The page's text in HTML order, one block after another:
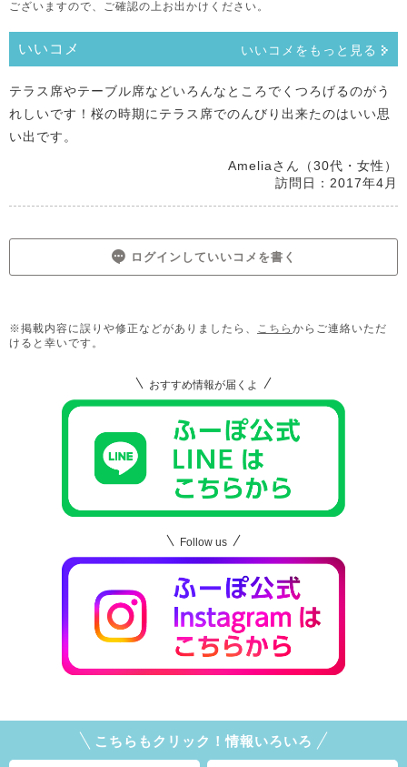
ございますので、ご確認の上お出かけください。
いいコメ いいコメをもっと見る
テラス席やテーブル席などいろんなところでくつろげるのがう
れしいです！桜の時期にテラス席でのんびり出来たのはいい思
い出です。
Ameliaさん（30代・女性）
訪問日：2017年4月
ログインしていいコメを書く
※掲載内容に誤りや修正などがありましたら、 こちら からご連絡いただ
けると幸いです。
おすすめ情報が届くよ
Follow us
こちらもクリック！情報いろいろ